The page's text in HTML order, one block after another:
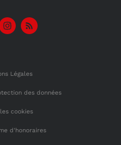
Légales
des données
cookies
d'honoraires